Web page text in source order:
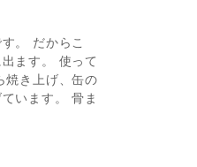
。 だからこ
ます。 使って
焼き上げ、缶の
います。 骨ま